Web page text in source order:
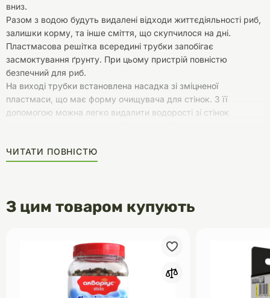
вниз.
Разом з водою будуть видалені відходи життєдіяльності риб,
залишки корму, та інше сміття, що скупчилося на дні.
Пластмасова решітка всередині трубки запобігає
засмоктування ґрунту. При цьому пристрій повністю
безпечний для риб.
На виході трубки встановлена насадка зі зміцненої
пластмаси, що має форму очищувача для стінок. З її
допомогою можна легко видалити водорості зі стінок
позбутися і від дратівливих обривків водоростей, що
плавають у воді.
ЧИТАТИ ПОВНІСТЮ
З цим товаром купують